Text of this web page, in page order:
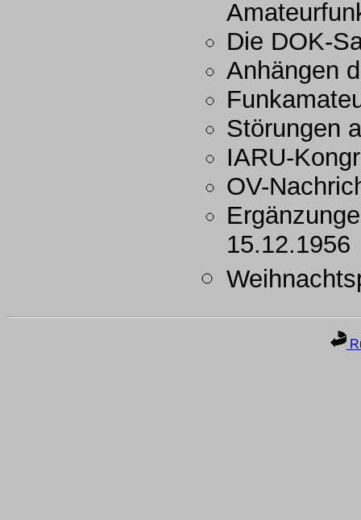
Die DOK-
Anhängen
Störungen
IARU-
OV-
15.12.1956